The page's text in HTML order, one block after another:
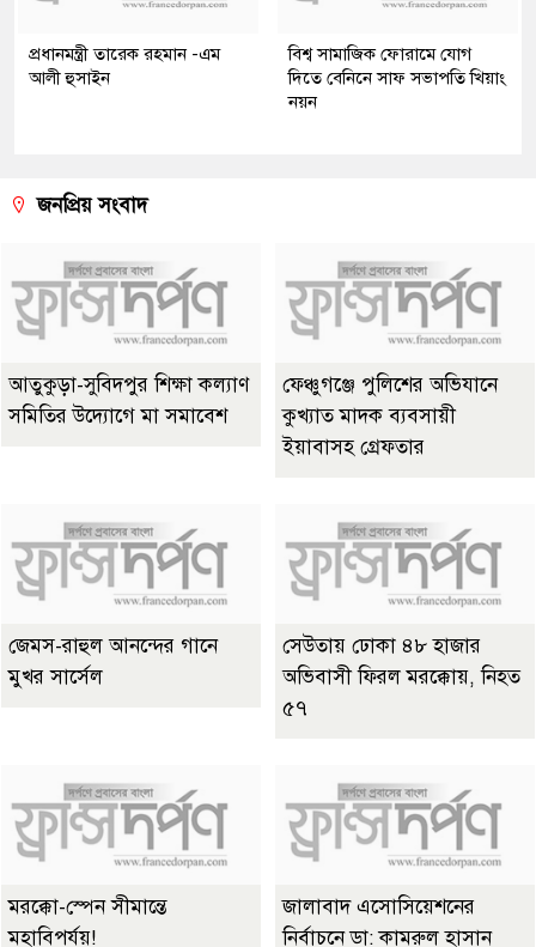
প্রধানমন্ত্রী তারেক রহমান -এম
আলী হুসাইন
বিশ্ব সামাজিক ফোরামে যোগ
দিতে বেনিনে সাফ সভাপতি খিয়াং
নয়ন
জনপ্রিয় সংবাদ
আতুকুড়া-সুবিদপুর শিক্ষা কল্যাণ
সমিতির উদ্যোগে মা সমাবেশ
ফেঞ্চুগঞ্জে পুলিশের অভিযানে
কুখ্যাত মাদক ব্যবসায়ী
ইয়াবাসহ গ্রেফতার
জেমস-রাহুল আনন্দের গানে
মুখর সার্সেল
সেউতায় ঢোকা ৪৮ হাজার
অভিবাসী ফিরল মরক্কোয়, নিহত
৫৭
মরক্কো-স্পেন সীমান্তে
মহাবিপর্যয়!
জালাবাদ এসোসিয়েশনের
নির্বাচনে ডা: কামরুল হাসান